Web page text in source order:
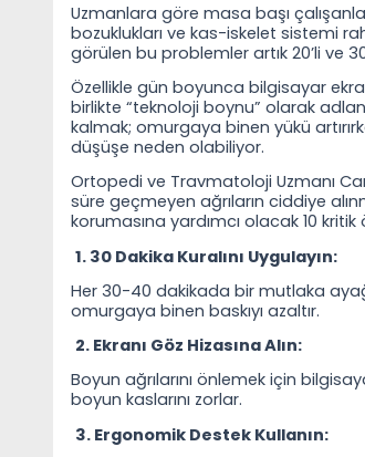
Uzmanlara göre masa başı
bozuklukları ve kas-iskelet sistemi
görülen bu problemler artık 20’li ve
Özellikle gün boyunca bilgisayar
birlikte “teknoloji boynu” olarak
kalmak; omurgaya binen yükü
düşüşe neden olabiliyor.
Ortopedi ve Travmatoloji Uzmanı
süre geçmeyen ağrıların ciddiye
korumasına yardımcı olacak 10 kritik
1. 30 Dakika Kuralını Uygulayın:
Her 30-40 dakikada bir mutlaka
omurgaya binen baskıyı azaltır.
2. Ekranı Göz Hizasına Alın:
Boyun ağrılarını önlemek için
boyun kaslarını zorlar.
3. Ergonomik Destek Kullanın: